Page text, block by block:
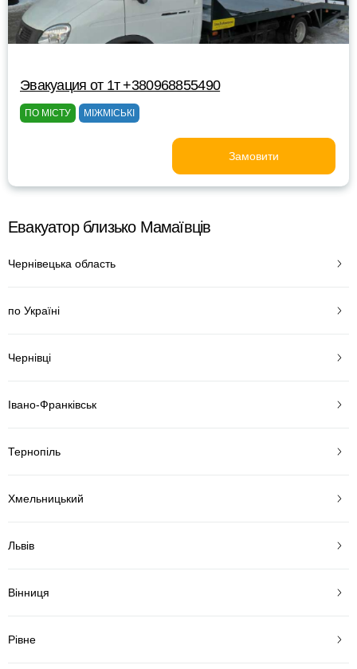
Эвакуация от 1т +380968855490
ПО МІСТУ МІЖМІСЬКІ
Замовити
Евакуатор близько Мамаївців
Чернівецька область
по Україні
Чернівці
Івано-Франківськ
Тернопіль
Хмельницький
Львів
Вінниця
Рівне